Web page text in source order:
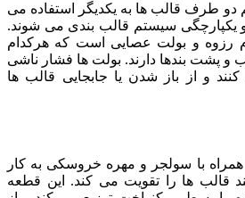
دو طرف قالب ها به یکدیگر استفاده می
یکپارچگی سیستم قالب بندی می شوند.
رزوه و بولت عصایی است که هرکدام
و پشت بندها دارند. بولت ها فشار ناشی
و از باز شدن یا جابجایی قالب ها
با سولجر و مهره خروسکی به کار
قالب ها را تقویت می کند. این قطعه